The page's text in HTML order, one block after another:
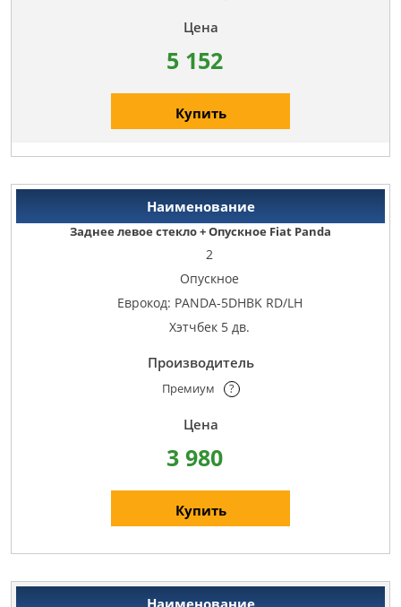
5 152
Купить
Заднее левое стекло + Опускное Fiat Panda
2
Опускное
Еврокод: PANDA-5DHBK RD/LH
Хэтчбек 5 дв.
Премиум ?
3 980
Купить